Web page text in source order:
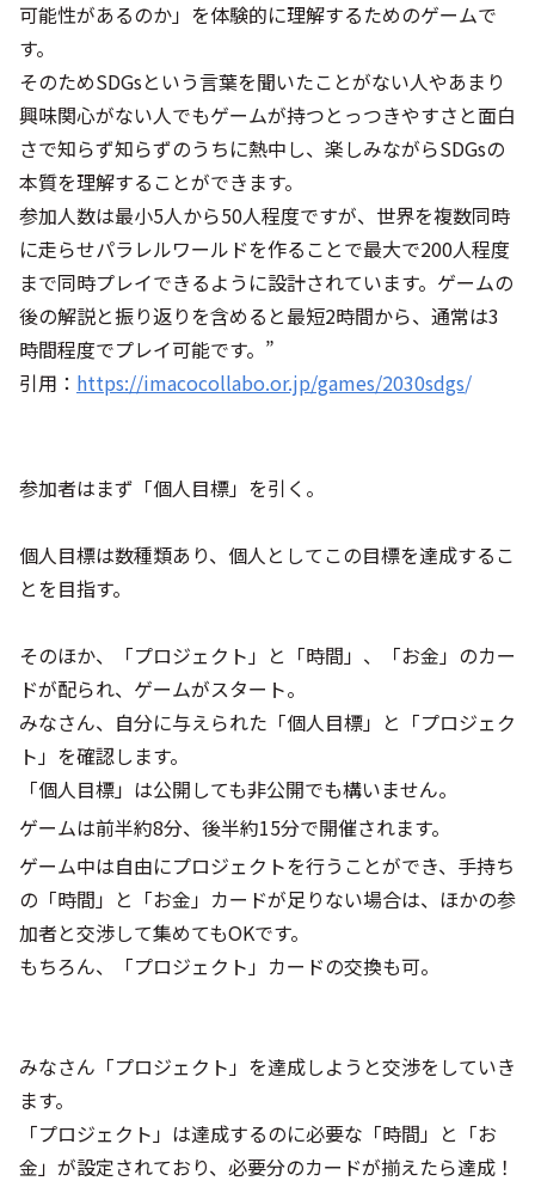
可能性があるのか」を体験的に理解するためのゲームで
す。
そのためSDGsという言葉を聞いたことがない人やあまり
興味関心がない人でもゲームが持つとっつきやすさと面白
さで知らず知らずのうちに熱中し、楽しみながらSDGsの
本質を理解することができます。
参加人数は最小5人から50人程度ですが、世界を複数同時
に走らせパラレルワールドを作ることで最大で200人程度
まで同時プレイできるように設計されています。ゲームの
後の解説と振り返りを含めると最短2時間から、通常は3
時間程度でプレイ可能です。”
引用： https://imacocollabo.or.jp/games/2030sdgs/
参加者はまず「個人目標」を引く。
個人目標は数種類あり、個人としてこの目標を達成するこ
とを目指す。
そのほか、「プロジェクト」と「時間」、「お金」のカー
ドが配られ、ゲームがスタート。
みなさん、自分に与えられた「個人目標」と「プロジェク
ト」を確認します。
「個人目標」は公開しても非公開でも構いません。
ゲームは前半約8分、後半約15分で開催されます。
ゲーム中は自由にプロジェクトを行うことができ、手持ち
の「時間」と「お金」カードが足りない場合は、ほかの参
加者と交渉して集めてもOKです。
もちろん、「プロジェクト」カードの交換も可。
みなさん「プロジェクト」を達成しようと交渉をしていき
ます。
「プロジェクト」は達成するのに必要な「時間」と「お
金」が設定されており、必要分のカードが揃えたら達成！